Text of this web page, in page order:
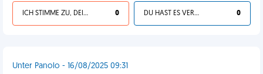
ICH STIMME ZU, DEIN LEBEN IST SCHEISSE 0 DU HAST ES VERDIENT 0
Unter Panolo - 16/08/2025 09:31